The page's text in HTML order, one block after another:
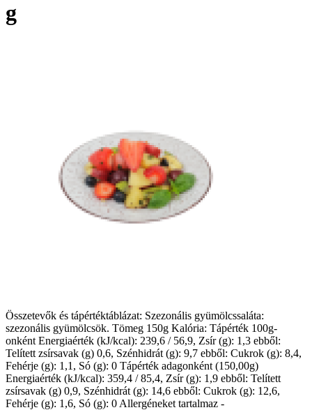
g
Összetevők és tápértéktáblázat: Szezonális gyümölcssaláta:
szezonális gyümölcsök. Tömeg 150g Kalória: Tápérték 100g-
onként Energiaérték (kJ/kcal): 239,6 / 56,9, Zsír (g): 1,3 ebből:
Telített zsírsavak (g) 0,6, Szénhidrát (g): 9,7 ebből: Cukrok (g): 8,4,
Fehérje (g): 1,1, Só (g): 0 Tápérték adagonként (150,00g)
Energiaérték (kJ/kcal): 359,4 / 85,4, Zsír (g): 1,9 ebből: Telített
zsírsavak (g) 0,9, Szénhidrát (g): 14,6 ebből: Cukrok (g): 12,6,
Fehérje (g): 1,6, Só (g): 0 Allergéneket tartalmaz -